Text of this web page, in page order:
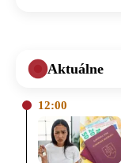
Aktuálne
12:00